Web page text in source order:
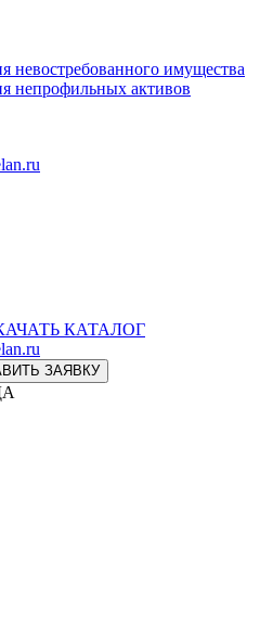
невостребованного имущества
непрофильных активов